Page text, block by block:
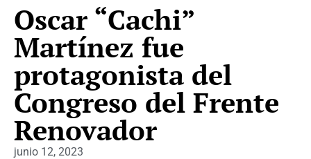
Oscar “Cachi”
Martínez fue
protagonista del
Congreso del Frente
Renovador
junio 12, 2023